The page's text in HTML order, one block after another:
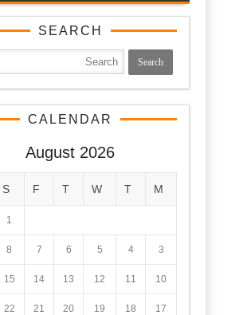
SEARCH
CALENDAR
August 2026
M
T
W
T
F
S
1
3
4
5
6
7
8
10
11
12
13
14
15
17
18
19
20
21
22